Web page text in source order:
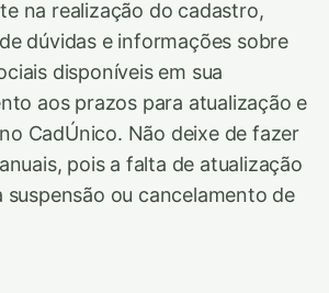
na realização do cadastro,
dúvidas e informações sobre
disponíveis em sua
aos prazos para atualização e
CadÚnico. Não deixe de fazer
pois a falta de atualização
suspensão ou cancelamento de